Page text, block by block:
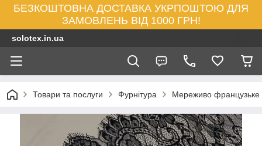
БЕЗКОШТОВНА ДОСТАВКА УКРПОШТОЮ ДЛЯ
ЗАМОВЛЕНЬ ВІД 1000 ГРН!
solotex.in.ua
Товари та послуги Фурнітура Мереживо французьке